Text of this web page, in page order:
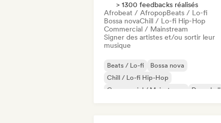
> 1300 feedbacks réalisés
Afrobeat / AfropopBeats / Lo-fi
Bossa novaChill / Lo-fi Hip-Hop
Commercial / Mainstream
Signer des artistes et/ou sortir leur
musique
Beats / Lo-fi
Bossa nova
Chill / Lo-fi Hip-Hop
Commercial / Mainstream
Dancehall